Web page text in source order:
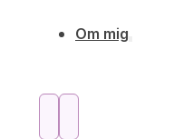
Om mig